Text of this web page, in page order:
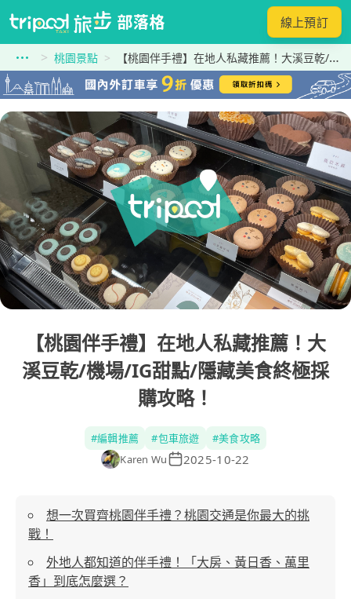
線上預訂
桃園景點 【桃園伴手禮】在地人私藏推薦！大溪豆乾/機場/IG甜點/隱藏美食終極採購攻略！
【桃園伴手禮】在地人私藏推薦！大
溪豆乾/機場/IG甜點/隱藏美食終極採
購攻略！
#編輯推薦 #包車旅遊 #美食攻略
Karen Wu
2025-10-22
想一次買齊桃園伴手禮？桃園交通是你最大的挑
戰！
外地人都知道的伴手禮！「大房、黃日香、萬里
香」到底怎麼選？